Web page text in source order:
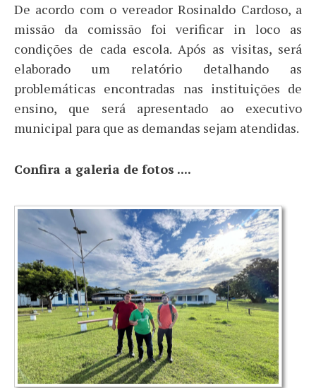
De acordo com o vereador Rosinaldo Cardoso, a
missão da comissão foi verificar in loco as
condições de cada escola. Após as visitas, será
elaborado um relatório detalhando as
problemáticas encontradas nas instituições de
ensino, que será apresentado ao executivo
municipal para que as demandas sejam atendidas.
Confira a galeria de fotos ....